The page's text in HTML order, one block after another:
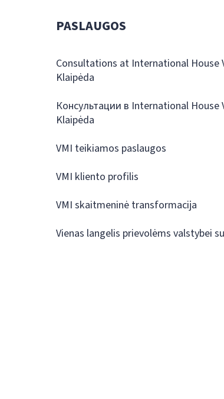
PASLAUGOS
Consultations at International House
Klaipėda
Консультации в International House
Klaipėda
VMI teikiamos paslaugos
VMI kliento profilis
VMI skaitmeninė transformacija
Vienas langelis prievolėms valstybei